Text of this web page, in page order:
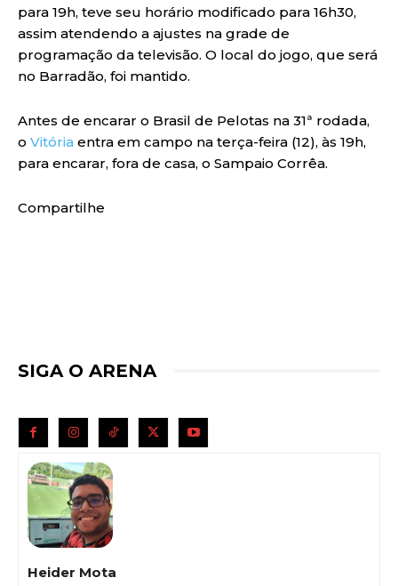
para 19h, teve seu horário modificado para 16h30,
assim atendendo a ajustes na grade de
programação da televisão. O local do jogo, que será
no Barradão, foi mantido.
Antes de encarar o Brasil de Pelotas na 31ª rodada,
o Vitória entra em campo na terça-feira (12), às 19h,
para encarar, fora de casa, o Sampaio Corrêa.
Compartilhe
SIGA O ARENA
Heider Mota